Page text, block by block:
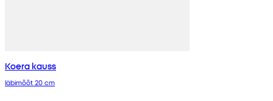
Koera kauss
läbimõõt 20 cm